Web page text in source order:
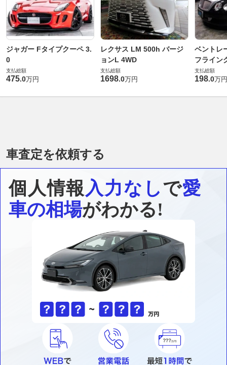
ジャガー Fタイプクーペ 3.
0
支払総額
475.0万円
レクサス LM 500h バージ
ョンL 4WD
支払総額
1698.0万円
ベントレ
フライン
支払総額
198.0万円
車査定を依頼する
個人情報入力なしで愛
車の相場がわかる!